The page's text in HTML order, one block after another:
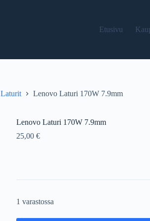
Etusivu
Laturit Lenovo Laturi 170W 7.9mm
Lenovo Laturi 170W 7.9mm
25,00 €
1 varastossa